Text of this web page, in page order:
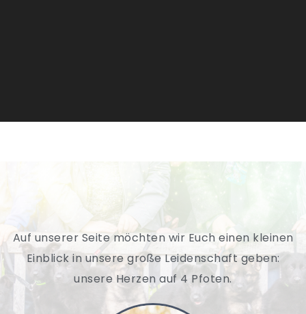
Auf unserer Seite möchten wir Euch einen kleinen
Einblick in unsere große Leidenschaft geben:
unsere Herzen auf 4 Pfoten.